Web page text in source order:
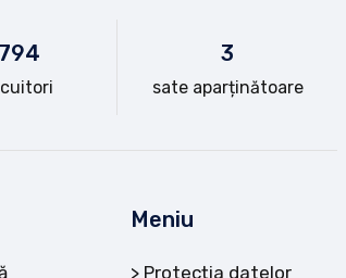
794 3
sate aparținătoare
Meniu
Protecția datelor